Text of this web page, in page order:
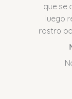
que se
luego
rostro